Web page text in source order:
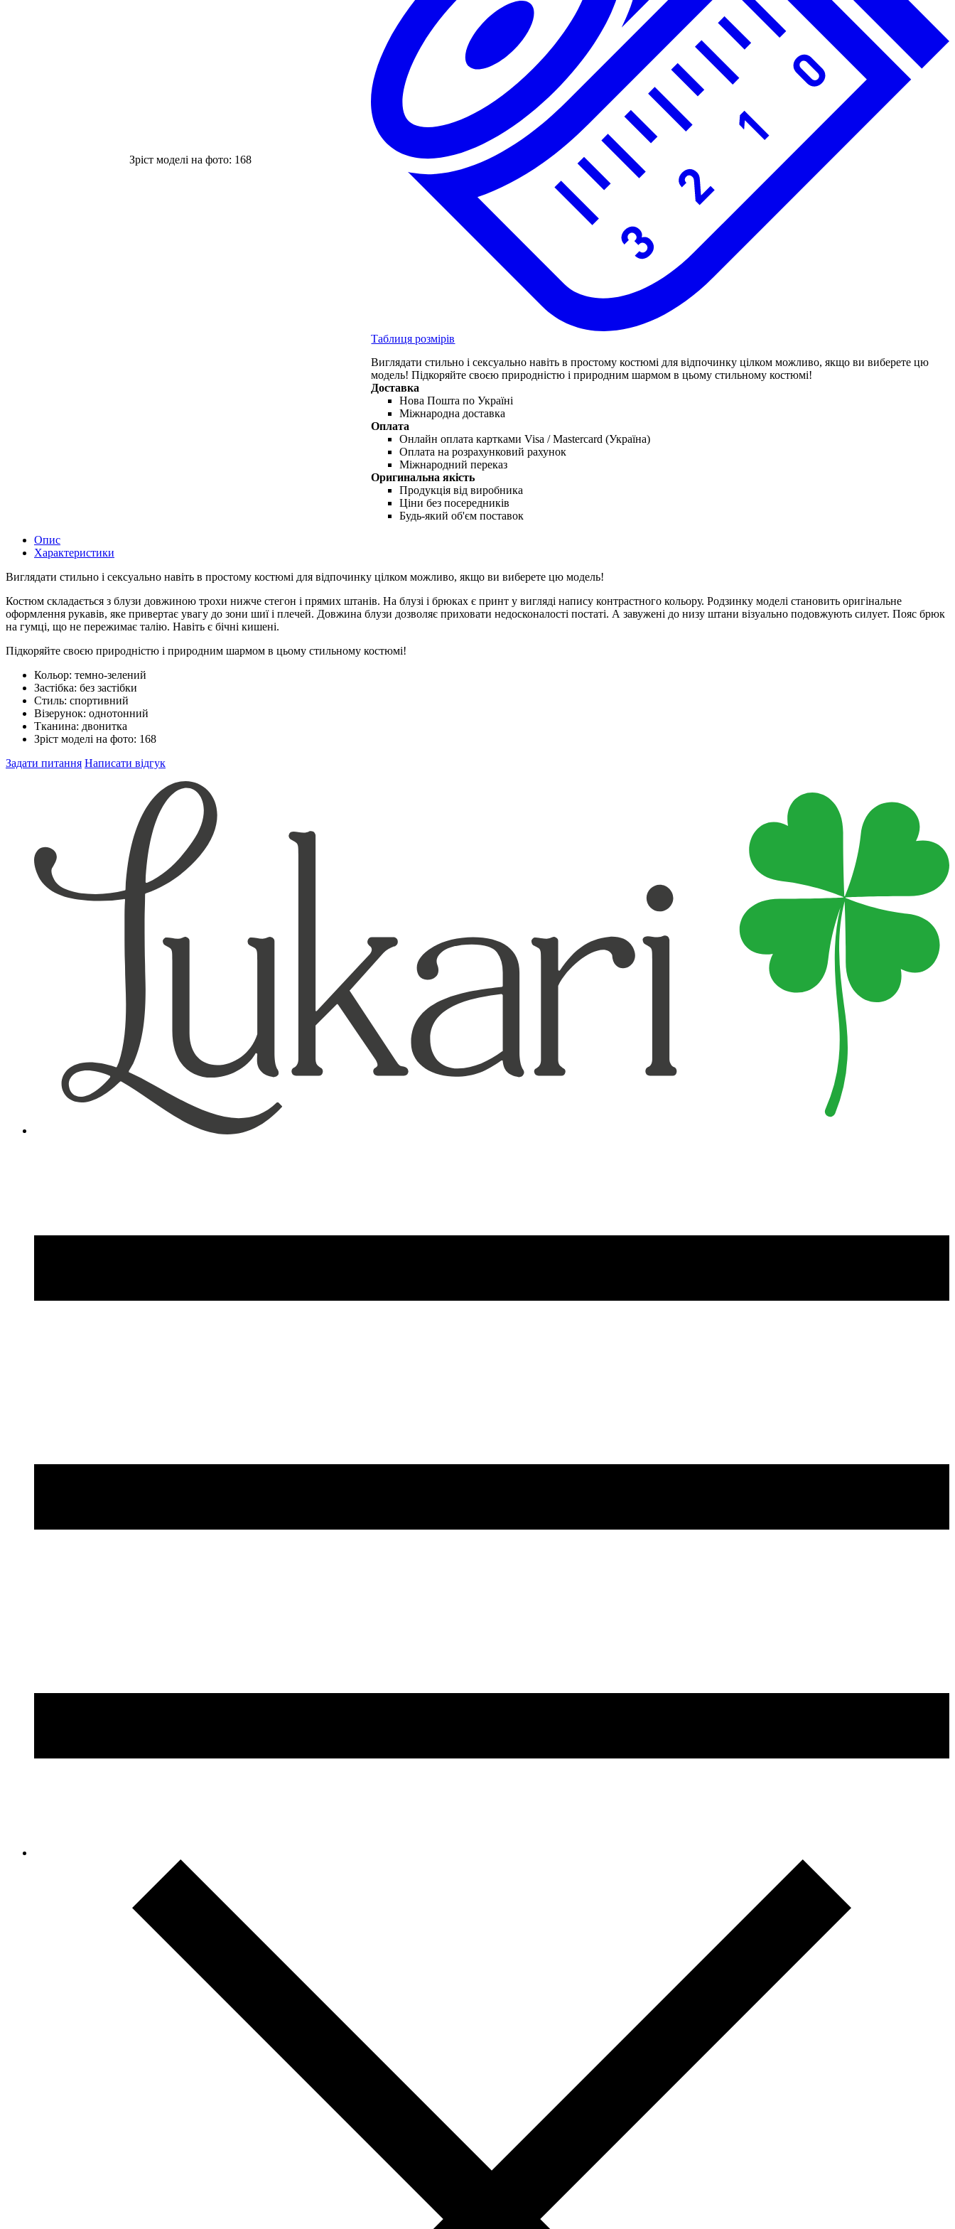
Зріст моделі на фото: 168
Таблиця розмірів
Виглядати стильно і сексуально навіть в простому костюмі для відпочинку цілком можливо, якщо ви виберете цю
модель! Підкоряйте своєю природністю і природним шармом в цьому стильному костюмі!
Доставка
Нова Пошта по Україні
Міжнародна доставка
Оплата
Онлайн оплата картками Visa / Mastercard (Україна)
Оплата на розрахунковий рахунок
Міжнародний переказ
Оригинальна якість
Продукція від виробника
Ціни без посередників
Будь-який об'єм поставок
Опис
Характеристики
Виглядати стильно і сексуально навіть в простому костюмі для відпочинку цілком можливо, якщо ви виберете цю модель!
Костюм складається з блузи довжиною трохи нижче стегон і прямих штанів. На блузі і брюках є принт у вигляді напису контрастного кольору. Родзинку моделі становить оригінальне
оформлення рукавів, яке привертає увагу до зони шиї і плечей. Довжина блузи дозволяє приховати недосконалості постаті. А завужені до низу штани візуально подовжують силует. Пояс брюк
на гумці, що не пережимає талію. Навіть є бічні кишені.
Підкоряйте своєю природністю і природним шармом в цьому стильному костюмі!
Кольор: темно-зелений
Застібка: без застібки
Стиль: спортивний
Візерунок: однотонний
Тканина: двонитка
Зріст моделі на фото: 168
Задати питання Написати відгук